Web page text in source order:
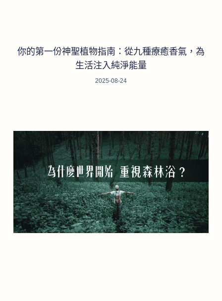
你的第一份神聖植物指南：從九種療癒香氣，為
生活注入純淨能量
2025-08-24